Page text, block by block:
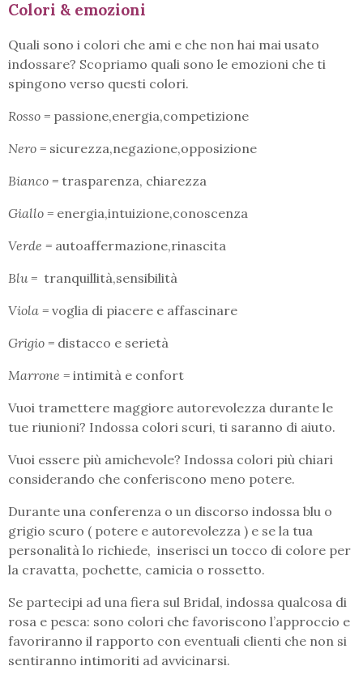
Colori & emozioni
Quali sono i colori che ami e che non hai mai usato
indossare? Scopriamo quali sono le emozioni che ti
spingono verso questi colori.
Rosso = passione,energia,competizione
Nero = sicurezza,negazione,opposizione
Bianco = trasparenza, chiarezza
Giallo = energia,intuizione,conoscenza
Verde = autoaffermazione,rinascita
Blu = tranquillità,sensibilità
Viola = voglia di piacere e affascinare
Grigio = distacco e serietà
Marrone = intimità e confort
Vuoi tramettere maggiore autorevolezza durante le
tue riunioni? Indossa colori scuri, ti saranno di aiuto.
Vuoi essere più amichevole? Indossa colori più chiari
considerando che conferiscono meno potere.
Durante una conferenza o un discorso indossa blu o
grigio scuro ( potere e autorevolezza ) e se la tua
personalità lo richiede, inserisci un tocco di colore per
la cravatta, pochette, camicia o rossetto.
Se partecipi ad una fiera sul Bridal, indossa qualcosa di
rosa e pesca: sono colori che favoriscono l’approccio e
favoriranno il rapporto con eventuali clienti che non si
sentiranno intimoriti ad avvicinarsi.